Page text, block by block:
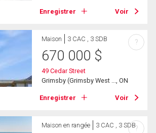
Enregistrer Voir
Maison 3 CAC , 3 SDB
670 000 $
49 Cedar Street
Grimsby (Grimsby West ..., ON
Enregistrer Voir
?
Maison en rangée 3 CAC , 3 SDB?